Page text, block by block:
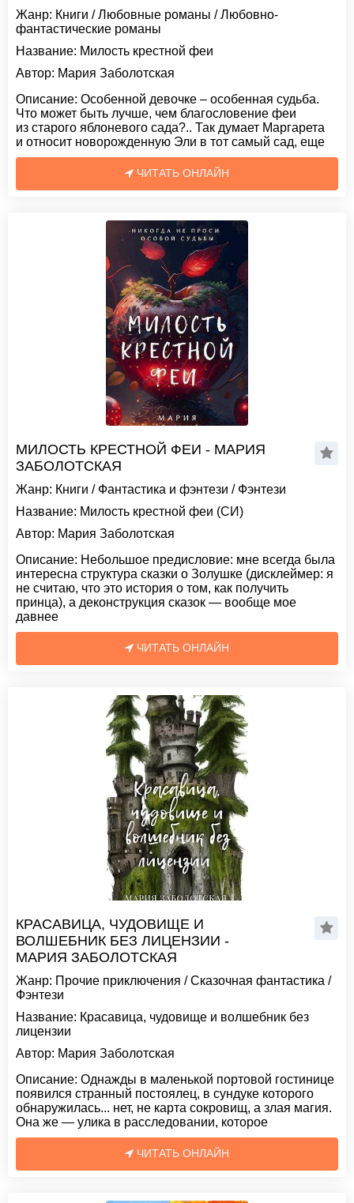
Жанр: Книги /Любовные романы /Любовно-
фантастические романы
Название: Милость крестной феи
Автор: Мария Заболотская
Описание: Особенной девочке – особенная судьба.
Что может быть лучше, чем благословение феи
из старого яблоневого сада?.. Так думает Маргарета
и относит новорожденную Эли в тот самый сад, еще
ЧИТАТЬ ОНЛАЙН
МИЛОСТЬ КРЕСТНОЙ ФЕИ - МАРИЯ
ЗАБОЛОТСКАЯ
Жанр: Книги / Фантастика и фэнтези / Фэнтези
Название: Милость крестной феи (СИ)
Автор: Мария Заболотская
Описание: Небольшое предисловие: мне всегда была
интересна структура сказки о Золушке (дисклеймер: я
не считаю, что это история о том, как получить
принца), а деконструкция сказок — вообще мое
давнее
ЧИТАТЬ ОНЛАЙН
КРАСАВИЦА, ЧУДОВИЩЕ И
ВОЛШЕБНИК БЕЗ ЛИЦЕНЗИИ -
МАРИЯ ЗАБОЛОТСКАЯ
Жанр: Прочие приключения /Сказочная фантастика /
Фэнтези
Название: Красавица, чудовище и волшебник без
лицензии
Автор: Мария Заболотская
Описание: Однажды в маленькой портовой гостинице
появился странный постоялец, в сундуке которого
обнаружилась... нет, не карта сокровищ, а злая магия.
Она же — улика в расследовании, которое
ЧИТАТЬ ОНЛАЙН